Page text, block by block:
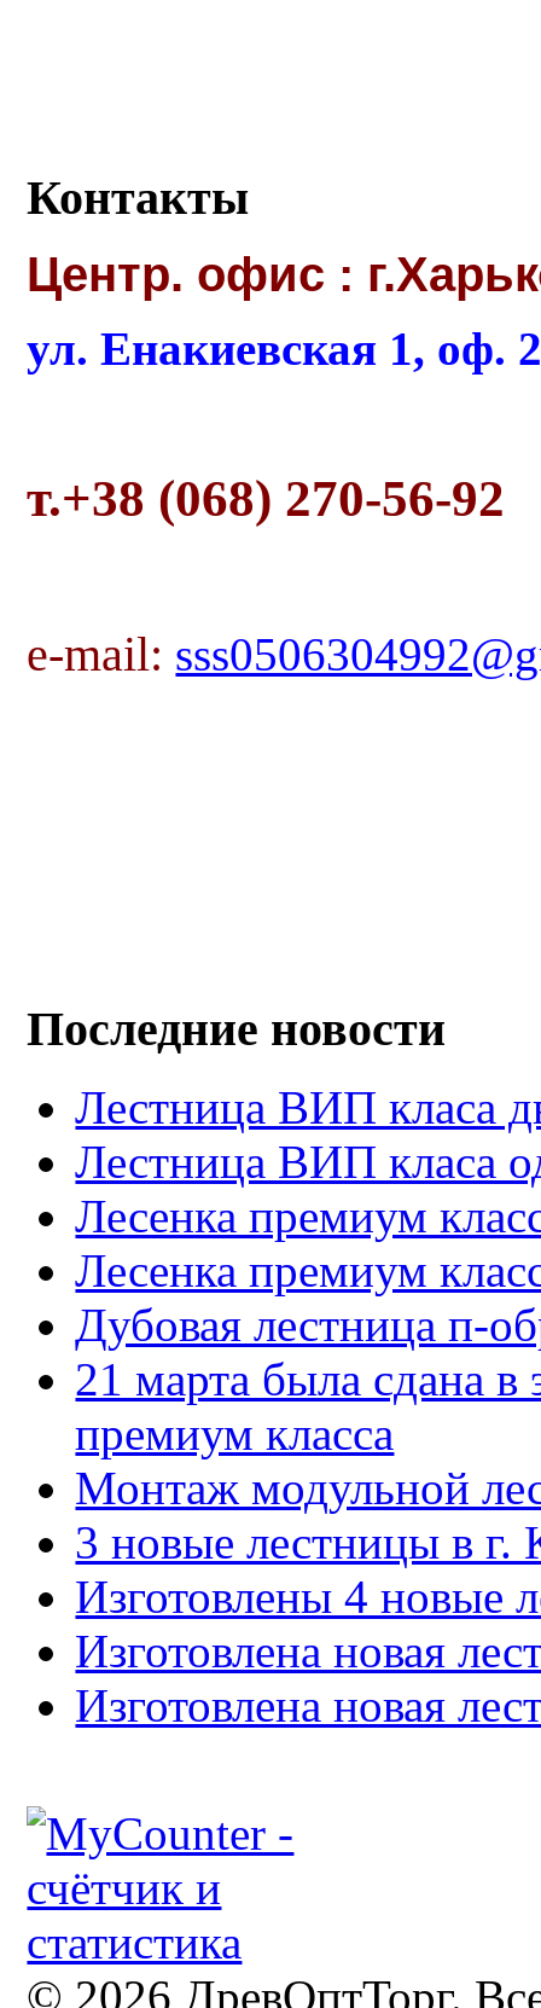
Контакты
Центр. офис :
ул. Енакиевская 1, оф.
т.+38 (068) 270-56-92
e-mail:
Последние новости
Лестница ВИП класа
Лестница ВИП класа
Лесенка премиум
Лесенка премиум
Дубовая лестница п-
21 марта была сдана в
премиум класса
Монтаж модульной
3 новые лестницы в г.
Изготовлены 4 новые
Изготовлена новая
Изготовлена новая
© 2026 ДревОптТорг.